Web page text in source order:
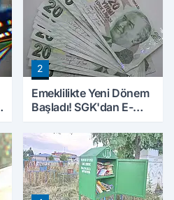
2
Emeklilikte Yeni Dönem
Başladı! SGK'dan E-